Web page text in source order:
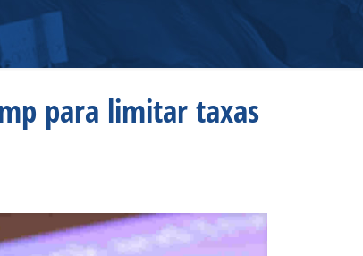
para limitar taxas